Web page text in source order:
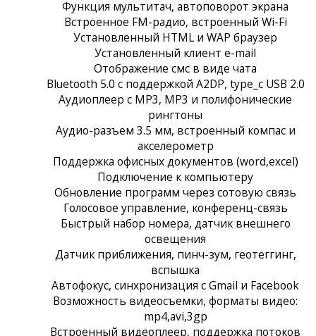
Функция мультитач, автоповорот экрана
Встроенное FM-радио, встроенный Wi-Fi
Установленный HTML и WAP браузер
Установленный клиент e-mail
Отображение смс в виде чата
Bluetooth 5.0 с поддержкой A2DP, type_c USB 2.0
Аудиоплеер с MP3, MP3 и полифонические
рингтоны
Аудио-разъем 3.5 мм, встроенный компас и
акселерометр
Поддержка офисных документов (word,excel)
Подключение к компьютеру
Обновление программ через сотовую связь
Голосовое управление, конференц-связь
Быстрый набор номера, датчик внешнего
освещения
Датчик приближения, пинч-зум, геотеггинг,
вспышка
Автофокус, синхронизация с Gmail и Facebook
Возможность видеосъемки, форматы видео:
mp4,avi,3gp
Встроенный видеоплеер, поддержка потоков